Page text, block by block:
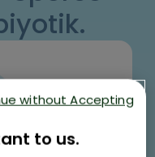
to us.
without Accepting